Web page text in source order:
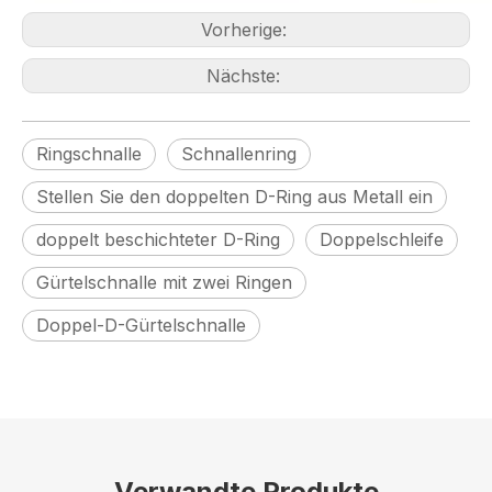
Vorherige:
Nächste:
Ringschnalle
Schnallenring
Stellen Sie den doppelten D-Ring aus Metall ein
doppelt beschichteter D-Ring
Doppelschleife
Gürtelschnalle mit zwei Ringen
Doppel-D-Gürtelschnalle